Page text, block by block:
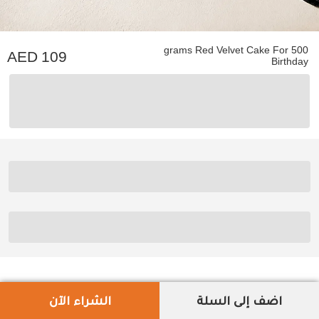
500 grams Red Velvet Cake For
Birthday
109
اضف إلى السلة الشراء الآن